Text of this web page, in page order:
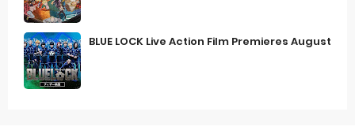
BLUE LOCK Live Action Film Premieres August